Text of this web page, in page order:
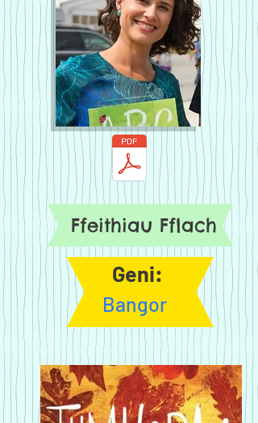
Ffeithiau Fflach
Geni:
Bangor